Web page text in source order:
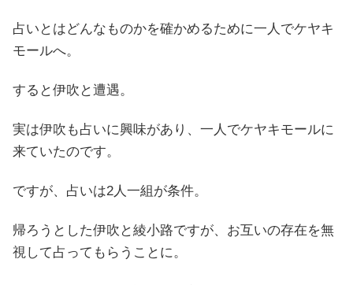
占いとはどんなものかを確かめるために一人でケヤキ
モールへ。
すると伊吹と遭遇。
実は伊吹も占いに興味があり、一人でケヤキモールに
来ていたのです。
ですが、占いは2人一組が条件。
帰ろうとした伊吹と綾小路ですが、お互いの存在を無
視して占ってもらうことに。